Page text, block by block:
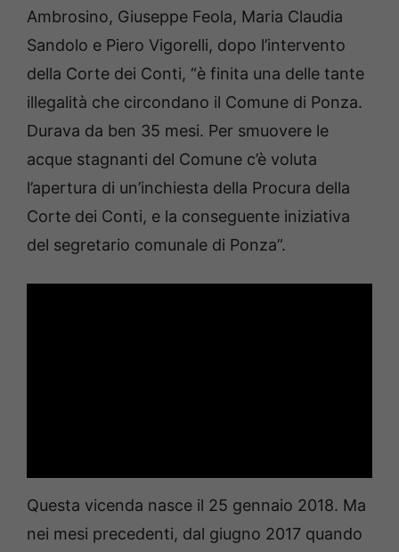
Ambrosino, Giuseppe Feola, Maria Claudia
Sandolo e Piero Vigorelli, dopo l’intervento
della Corte dei Conti, “è finita una delle tante
illegalità che circondano il Comune di Ponza.
Durava da ben 35 mesi. Per smuovere le
acque stagnanti del Comune c’è voluta
l’apertura di un’inchiesta della Procura della
Corte dei Conti, e la conseguente iniziativa
del segretario comunale di Ponza”.
Questa vicenda nasce il 25 gennaio 2018. Ma
nei mesi precedenti, dal giugno 2017 quando